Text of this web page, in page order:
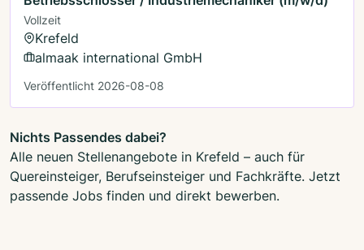
Vollzeit
Krefeld
almaak international GmbH
Veröffentlicht 2026-08-08
Nichts Passendes dabei?
Alle neuen Stellenangebote in Krefeld – auch für
Quereinsteiger, Berufseinsteiger und Fachkräfte. Jetzt
passende Jobs finden und direkt bewerben.